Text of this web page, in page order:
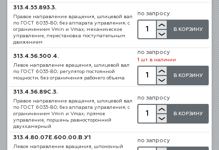
313.4.55.893.3.
Правое направление вращения, шлицевой вал
по ГОСТ 6033-80; без аппарата управления; с
ограничением Vmin и Vmax; механическое
управление, перестановка поступательным
движением
по запросу
В КОРЗИНУ
313.4.56.500.4.
Левое направление вращения, шлицевой вал
по ГОСТ 6033-80; регулятор постоянной
мощности; без ограничения рабочего объема
по запросу
1 шт. в наличии
В КОРЗИНУ
313.4.56.89С.3.
Правое направление вращения, шлицевой вал
по ГОСТ 6033-80; без аппарата управления; с
ограничением Vmin и Vmax; прямое
управление, поршень равносторонний
двухкамерный
по запросу
В КОРЗИНУ
313.4.80.07Е.600.00.В.У1
Левое направление вращения, шпоночный
по запросу